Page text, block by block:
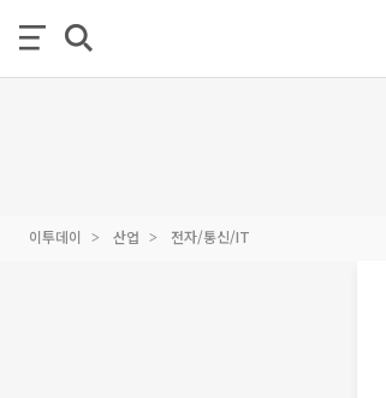
이투데이 산업 전자/통신/IT